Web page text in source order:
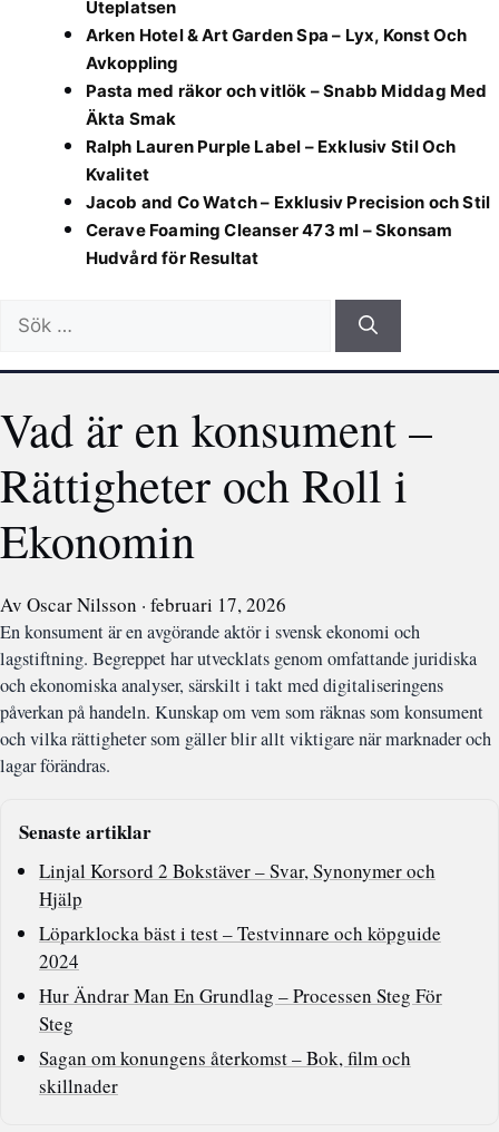
Uteplatsen
Arken Hotel & Art Garden Spa – Lyx, Konst Och
Avkoppling
Pasta med räkor och vitlök – Snabb Middag Med
Äkta Smak
Ralph Lauren Purple Label – Exklusiv Stil Och
Kvalitet
Jacob and Co Watch – Exklusiv Precision och Stil
Cerave Foaming Cleanser 473 ml – Skonsam
Hudvård för Resultat
Sök
efter:
Vad är en konsument –
Rättigheter och Roll i
Ekonomin
Av Oscar Nilsson · februari 17, 2026
En konsument är en avgörande aktör i svensk ekonomi och
lagstiftning. Begreppet har utvecklats genom omfattande juridiska
och ekonomiska analyser, särskilt i takt med digitaliseringens
påverkan på handeln. Kunskap om vem som räknas som konsument
och vilka rättigheter som gäller blir allt viktigare när marknader och
lagar förändras.
Senaste artiklar
Linjal Korsord 2 Bokstäver – Svar, Synonymer och
Hjälp
Löparklocka bäst i test – Testvinnare och köpguide
2024
Hur Ändrar Man En Grundlag – Processen Steg För
Steg
Sagan om konungens återkomst – Bok, film och
skillnader